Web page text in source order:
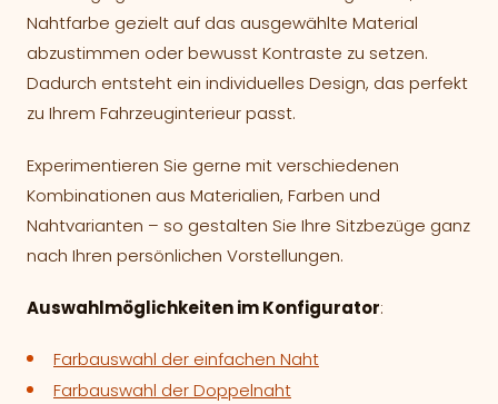
Nahtfarbe gezielt auf das ausgewählte Material
abzustimmen oder bewusst Kontraste zu setzen.
Dadurch entsteht ein individuelles Design, das perfekt
zu Ihrem Fahrzeuginterieur passt.
Experimentieren Sie gerne mit verschiedenen
Kombinationen aus Materialien, Farben und
Nahtvarianten – so gestalten Sie Ihre Sitzbezüge ganz
nach Ihren persönlichen Vorstellungen.
Auswahlmöglichkeiten im Konfigurator:
Farbauswahl der einfachen Naht
Farbauswahl der Doppelnaht